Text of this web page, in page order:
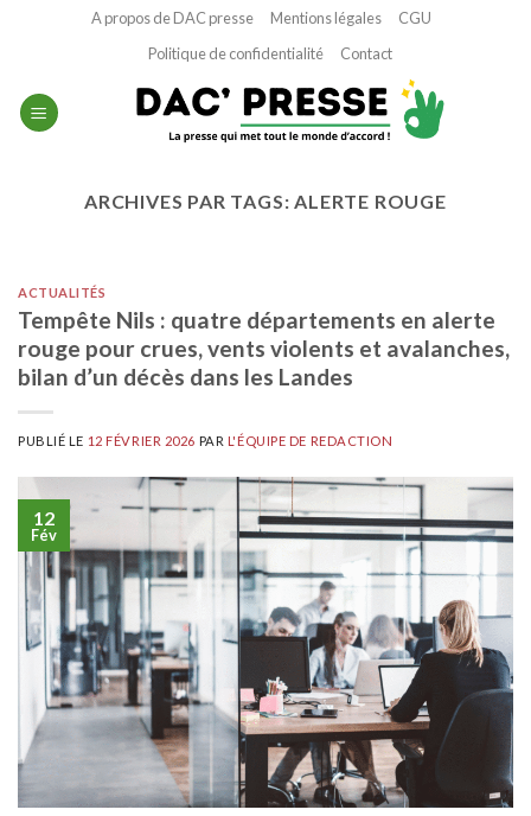
A propos de DAC presse Mentions légales
CGU
Politique de confidentialité
Contact
ARCHIVES PAR TAGS:ALERTE ROUGE
ACTUALITÉS
Tempête Nils : quatre départements en alerte
rouge pour crues, vents violents et avalanches,
bilan d’un décès dans les Landes
PUBLIÉ LE 12 FÉVRIER 2026 PAR L'ÉQUIPE DE REDACTION
12
Fév